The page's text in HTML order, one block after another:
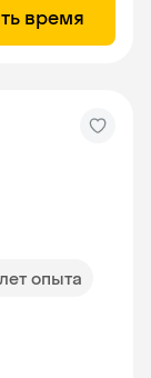
время
опыта